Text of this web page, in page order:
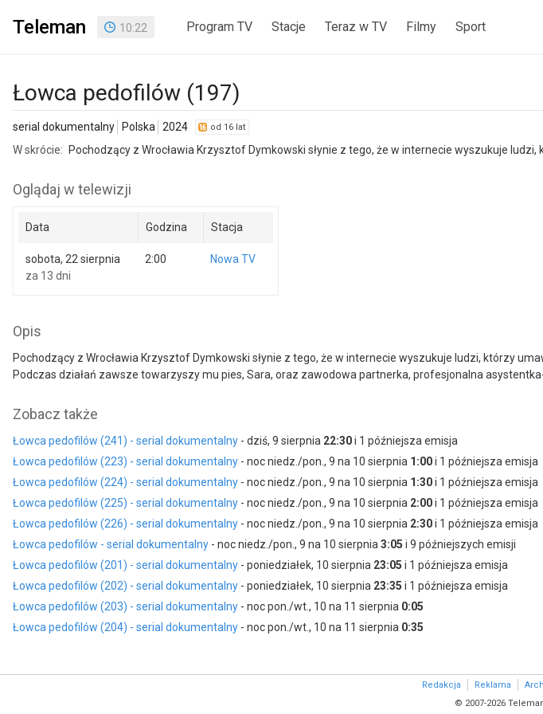
Teleman 10:22 Program TV Stacje Teraz w TV Filmy Sport
Łowca pedofilów (197)
serial dokumentalny Polska 2024 od 16 lat
W skrócie: Pochodzący z Wrocławia Krzysztof Dymkowski słynie z tego, że w internecie wyszukuje
Oglądaj w telewizji
Data Godzina Stacja
sobota, 22 sierpnia
za 13 dni
2:00 Nowa TV
Opis
Pochodzący z Wrocławia Krzysztof Dymkowski słynie z tego, że w internecie wyszukuje ludzi, którzy
Podczas działań zawsze towarzyszy mu pies, Sara, oraz zawodowa partnerka, profesjonalna
Zobacz także
Łowca pedofilów (241) - serial dokumentalny - dziś, 9 sierpnia 22:30i 1 późniejsza emisja
Łowca pedofilów (223) - serial dokumentalny - noc niedz./pon., 9 na 10 sierpnia 1:00i 1 późniejsza emisja
Łowca pedofilów (224) - serial dokumentalny - noc niedz./pon., 9 na 10 sierpnia 1:30i 1 późniejsza emisja
Łowca pedofilów (225) - serial dokumentalny - noc niedz./pon., 9 na 10 sierpnia 2:00i 1 późniejsza emisja
Łowca pedofilów (226) - serial dokumentalny - noc niedz./pon., 9 na 10 sierpnia 2:30i 1 późniejsza emisja
Łowca pedofilów - serial dokumentalny - noc niedz./pon., 9 na 10 sierpnia 3:05 i 9 późniejszych emisji
Łowca pedofilów (201) - serial dokumentalny - poniedziałek, 10 sierpnia 23:05 i 1 późniejsza emisja
Łowca pedofilów (202) - serial dokumentalny - poniedziałek, 10 sierpnia 23:35 i 1 późniejsza emisja
Łowca pedofilów (203) - serial dokumentalny - noc pon./wt., 10 na 11 sierpnia 0:05
Łowca pedofilów (204) - serial dokumentalny - noc pon./wt., 10 na 11 sierpnia 0:35
Redakcja Reklama
© 2007-2026